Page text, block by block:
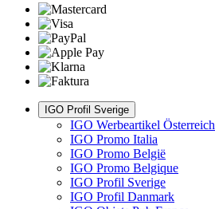
IGO Profil Sverige
IGO Werbeartikel Österreich
IGO Promo Italia
IGO Promo België
IGO Promo Belgique
IGO Profil Sverige
IGO Profil Danmark